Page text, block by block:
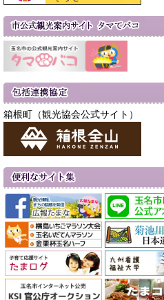
箱根町（観光協会公式サイト）